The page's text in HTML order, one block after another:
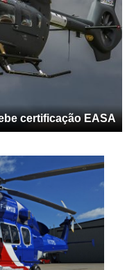
certificação EASA